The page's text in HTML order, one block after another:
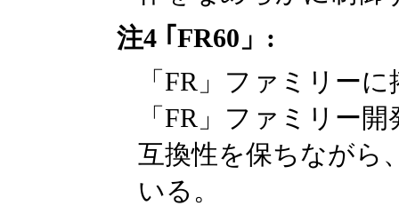
注4 ｢FR60」:
「FR」ファミリー
「FR」ファミリー
互換性を保ちながら
いる。